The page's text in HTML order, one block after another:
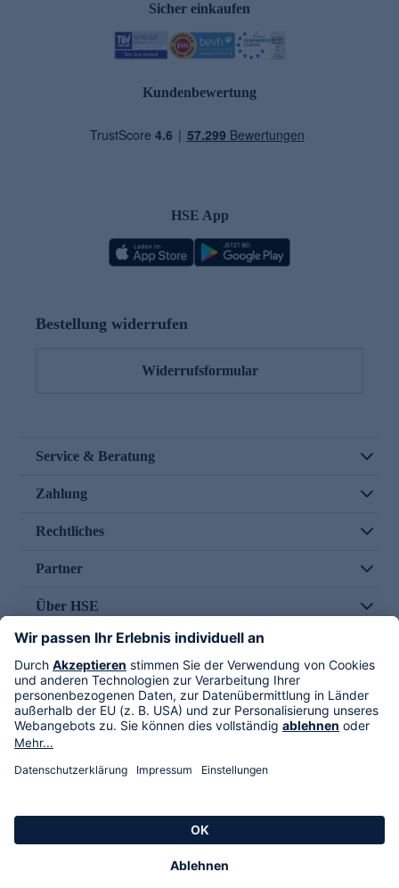
Sicher einkaufen
Kundenbewertung
HSE App
Bestellung widerrufen
Widerrufsformular
Service & Beratung
Zahlung
Rechtliches
Partner
Über HSE
Im TV
HSE International